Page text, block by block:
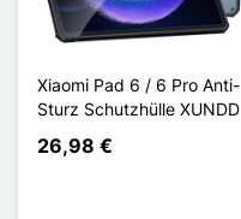
Xiaomi Pad 6 / 6 Pro Anti-
Sturz Schutzhülle XUNDD
26,98 €